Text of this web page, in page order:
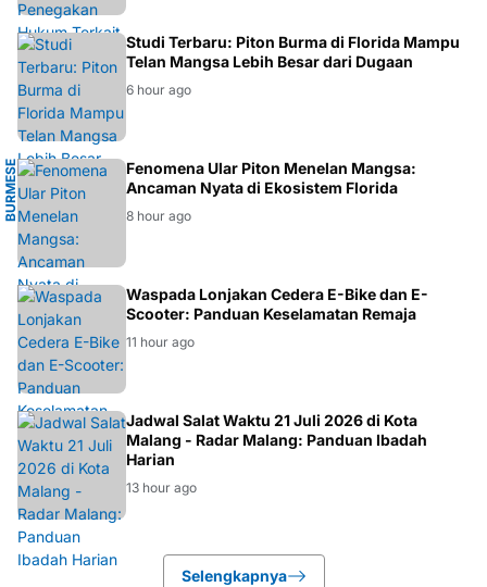
EKOSISTEM
Studi Terbaru: Piton Burma di Florida Mampu
Telan Mangsa Lebih Besar dari Dugaan
6 hour ago
B
U
R
M
ES
E
P
Y
T
H
ON
Fenomena Ular Piton Menelan Mangsa:
Ancaman Nyata di Ekosistem Florida
8 hour ago
BERITA
Waspada Lonjakan Cedera E-Bike dan E-
Scooter: Panduan Keselamatan Remaja
11 hour ago
IBADAH
Jadwal Salat Waktu 21 Juli 2026 di Kota
Malang - Radar Malang: Panduan Ibadah
Harian
13 hour ago
Selengkapnya